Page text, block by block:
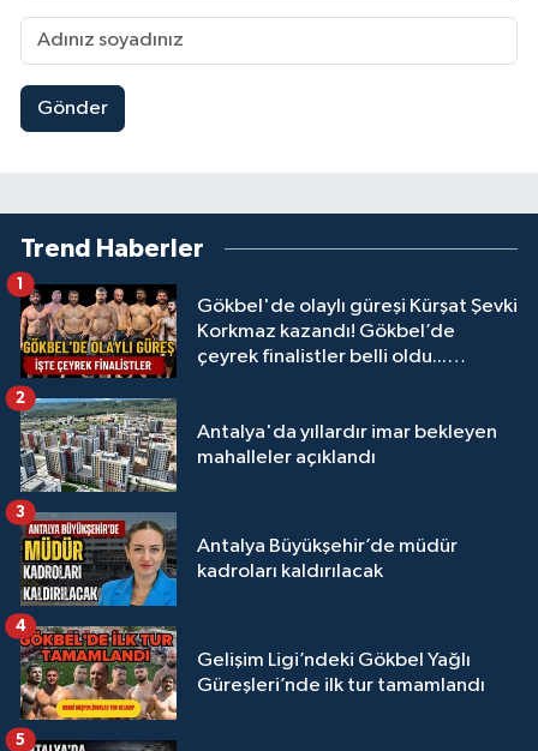
Gönder
Trend Haberler
Gökbel'de olaylı güreşi Kürşat Şevki
Korkmaz kazandı! Gökbel’de
çeyrek finalistler belli oldu...
1
Antalya'da yıllardır imar bekleyen
mahalleler açıklandı
2
Antalya Büyükşehir’de müdür
kadroları kaldırılacak
3
Gelişim Ligi’ndeki Gökbel Yağlı
Güreşleri’nde ilk tur tamamlandı
4
5